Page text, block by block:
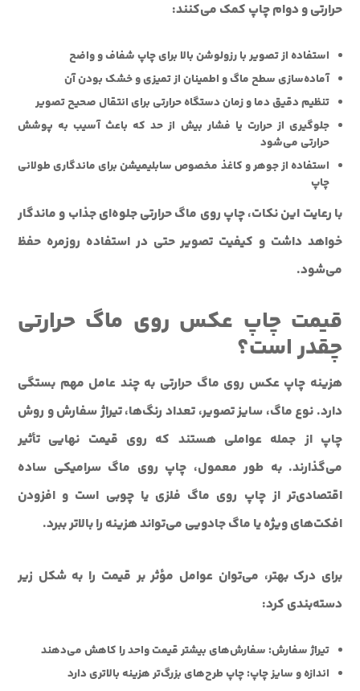
حرارتی و دوام چاپ کمک می‌کنند:
استفاده از تصویر با رزولوشن بالا برای چاپ شفاف و واضح
آماده‌سازی سطح ماگ و اطمینان از تمیزی و خشک بودن آن
تنظیم دقیق دما و زمان دستگاه حرارتی برای انتقال صحیح تصویر
جلوگیری از حرارت یا فشار بیش از حد که باعث آسیب به پوشش
حرارتی می‌شود
استفاده از جوهر و کاغذ مخصوص سابلیمیشن برای ماندگاری طولانی
چاپ
با رعایت این نکات، چاپ روی ماگ حرارتی جلوه‌ای جذاب و ماندگار
خواهد داشت و کیفیت تصویر حتی در استفاده روزمره حفظ
می‌شود.
قیمت چاپ عکس روی ماگ حرارتی
چقدر است؟
هزینه چاپ عکس روی ماگ حرارتی به چند عامل مهم بستگی
دارد. نوع ماگ، سایز تصویر، تعداد رنگ‌ها، تیراژ سفارش و روش
چاپ از جمله عواملی هستند که روی قیمت نهایی تأثیر
می‌گذارند. به طور معمول، چاپ روی ماگ سرامیکی ساده
اقتصادی‌تر از چاپ روی ماگ فلزی یا چوبی است و افزودن
افکت‌های ویژه یا ماگ جادویی می‌تواند هزینه را بالاتر ببرد.
برای درک بهتر، می‌توان عوامل مؤثر بر قیمت را به شکل زیر
دسته‌بندی کرد:
تیراژ سفارش:سفارش‌های بیشتر قیمت واحد را کاهش می‌دهند
اندازه و سایز چاپ:چاپ طرح‌های بزرگ‌تر هزینه بالاتری دارد